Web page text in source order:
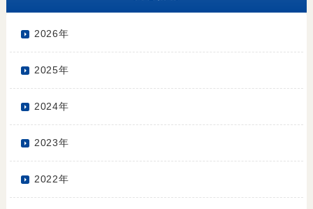
2026年
2025年
2024年
2023年
2022年